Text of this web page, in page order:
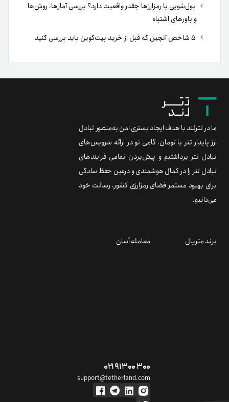
پول‌شویی با رمزارزها چقدر واقعیت دارد؟ بررسی آمارها، روش‌ها
و باورهای اشتباه
ما در تترلند با هدف ایجاد بستری امن به‌منظور تبادل
ارز پایدار تتر با تومان، گامی نو در ارائه سرویس‌های
تبادل تتر برداشتیم و پیش‌بردن تمامی فرایندهای
تبادل تتر را در کمال هوشمندی و درعین حفظ سادگی
برای بهبود مستمر فضای رمزارزی کشور، رسالت خود
می‌دانیم.
برند متریال معامله آسان
۰۲۱ ۹۱ ۳۰۰ ۳۰۰
support@tetherland.com